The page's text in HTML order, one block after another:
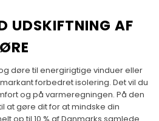
UDSKIFTNING AF
døre til energirigtige vinduer eller
forbedret isolering. Det vil du
og på varmeregningen. På den
at gøre dit for at mindske din